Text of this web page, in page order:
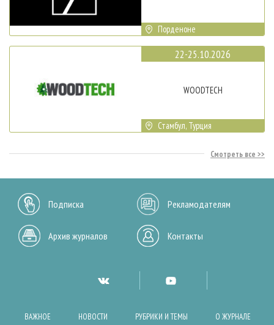
Порденоне
22-25.10.2026
WOODTECH
Стамбул, Турция
Смотреть все
Подписка Рекламодателям
Архив журналов Контакты
ВАЖНОЕ НОВОСТИ РУБРИКИ И ТЕМЫ О ЖУРНАЛЕ